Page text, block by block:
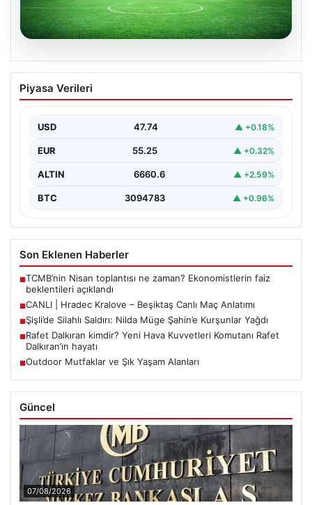
06.08.2026
CANLI | Hradec Kralove – Beşiktaş Canlı
Maç Anlatımı
Avrupa Ligi Mücadelesi”, “content”: “…
Piyasa Verileri
USD 47.74 ▲ +0.18%
EUR 55.25 ▲ +0.32%
ALTIN 6660.6 ▲ +2.59%
BTC 3094783 ▲ +0.96%
Son Eklenen Haberler
■TCMB’nin Nisan toplantısı ne zaman? Ekonomistlerin faiz
beklentileri açıklandı
■CANLI | Hradec Kralove – Beşiktaş Canlı Maç Anlatımı
■Şişli’de Silahlı Saldırı: Nilda Müge Şahin’e Kurşunlar Yağdı
■Rafet Dalkıran kimdir? Yeni Hava Kuvvetleri Komutanı Rafet
Dalkıran’ın hayatı
■Outdoor Mutfaklar ve Şık Yaşam Alanları
Güncel
07/08/2026